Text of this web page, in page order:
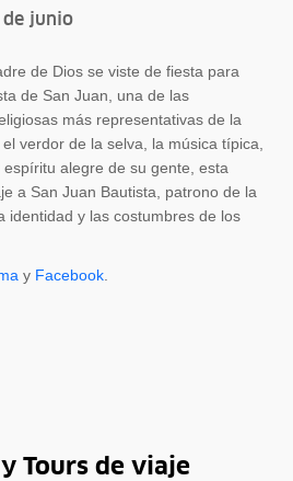
junio
de Dios se viste de fiesta para
de San Juan, una de las
más representativas de la
verdor de la selva, la música típica,
alegre de su gente, esta
a San Juan Bautista, patrono de la
identidad y las costumbres de los
y Facebook
Tours de viaje